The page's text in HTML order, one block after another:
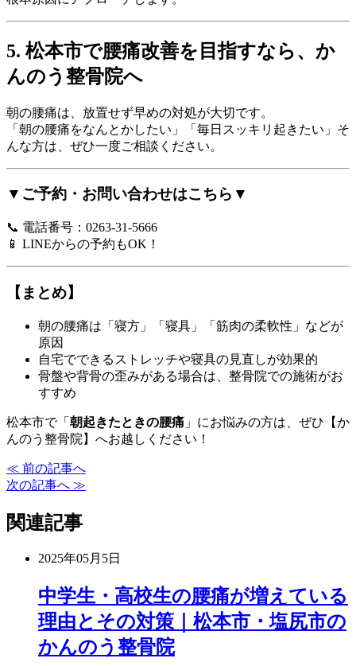
5. 松本市で腰痛改善を目指すなら、か
んのう整骨院へ
朝の腰痛は、放置せず早めの対処が大切です。
「朝の腰痛をなんとかしたい」「毎日スッキリ起きたい」そ
んな方は、ぜひ一度ご相談ください。
▼ご予約・お問い合わせはこちら▼
📞 電話番号：0263-31-5666
📱 LINEからの予約もOK！
【まとめ】
朝の腰痛は「寝方」「寝具」「筋肉の柔軟性」などが
原因
自宅でできるストレッチや寝具の見直しが効果的
骨盤や背骨の歪みがある場合は、整骨院での施術がお
すすめ
松本市で「 朝起きたときの腰痛 」にお悩みの方は、ぜひ【か
んのう整骨院】へお越しください！
≪ 前の記事へ
次の記事へ ≫
関連記事
2025年05月5日
中学生・高校生の腰痛が増えている
理由とその対策｜松本市・塩尻市の
かんのう整骨院